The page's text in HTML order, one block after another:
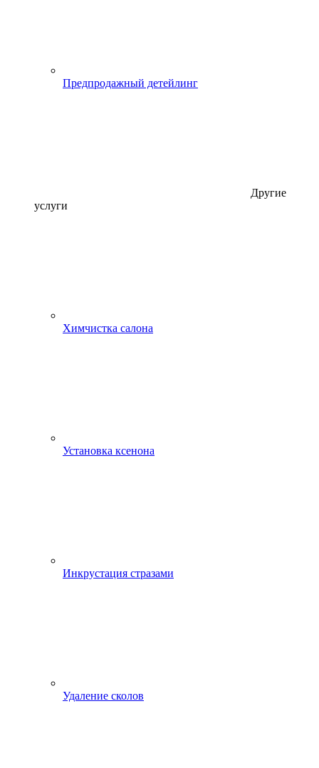
Предпродажный детейлинг
Другие
услуги
Химчистка салона
Установка ксенона
Инкрустация стразами
Удаление сколов